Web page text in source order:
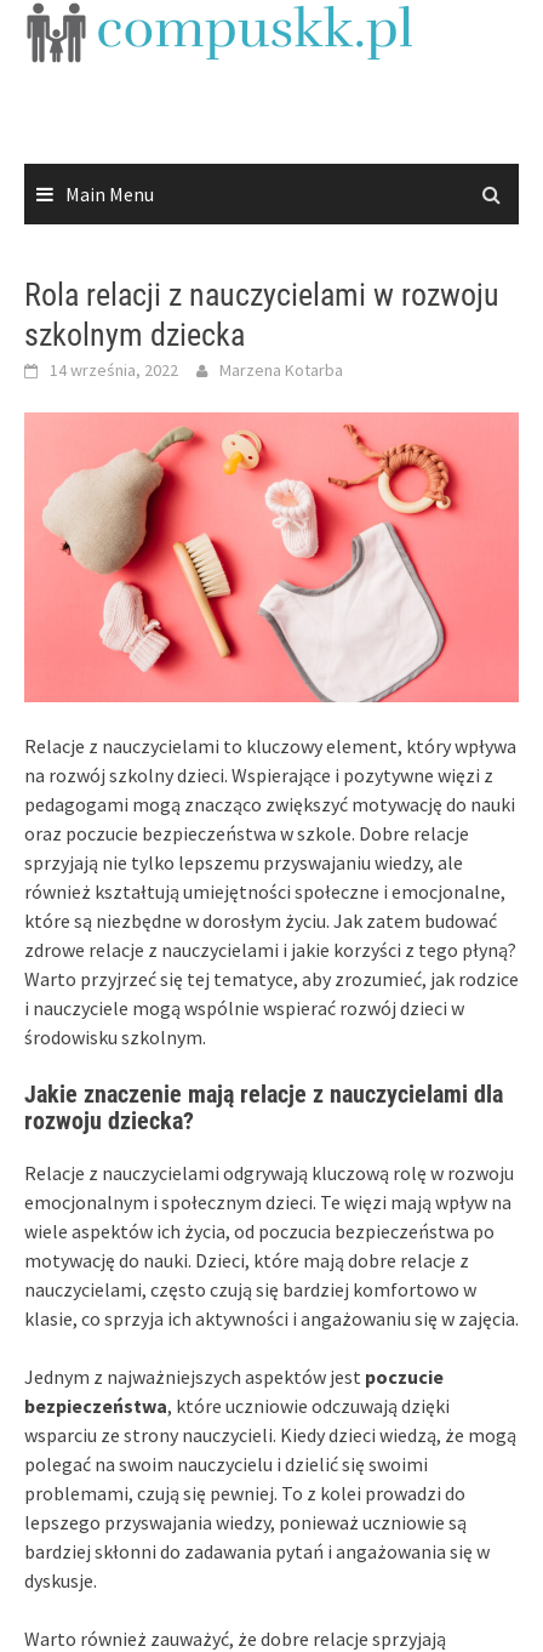
Skip
Main Menu
Rola relacji z nauczycielami w rozwoju
szkolnym dziecka
14 września, 2022 Marzena Kotarba
Relacje z nauczycielami to kluczowy element, który wpływa
na rozwój szkolny dzieci. Wspierające i pozytywne więzi z
pedagogami mogą znacząco zwiększyć motywację do nauki
oraz poczucie bezpieczeństwa w szkole. Dobre relacje
sprzyjają nie tylko lepszemu przyswajaniu wiedzy, ale
również kształtują umiejętności społeczne i emocjonalne,
które są niezbędne w dorosłym życiu. Jak zatem budować
zdrowe relacje z nauczycielami i jakie korzyści z tego płyną?
Warto przyjrzeć się tej tematyce, aby zrozumieć, jak rodzice
i nauczyciele mogą wspólnie wspierać rozwój dzieci w
środowisku szkolnym.
Jakie znaczenie mają relacje z nauczycielami dla
rozwoju dziecka?
Relacje z nauczycielami odgrywają kluczową rolę w rozwoju
emocjonalnym i społecznym dzieci. Te więzi mają wpływ na
wiele aspektów ich życia, od poczucia bezpieczeństwa po
motywację do nauki. Dzieci, które mają dobre relacje z
nauczycielami, często czują się bardziej komfortowo w
klasie, co sprzyja ich aktywności i angażowaniu się w zajęcia.
Jednym z najważniejszych aspektów jest poczucie
bezpieczeństwa, które uczniowie odczuwają dzięki
wsparciu ze strony nauczycieli. Kiedy dzieci wiedzą, że mogą
polegać na swoim nauczycielu i dzielić się swoimi
problemami, czują się pewniej. To z kolei prowadzi do
lepszego przyswajania wiedzy, ponieważ uczniowie są
bardziej skłonni do zadawania pytań i angażowania się w
dyskusje.
Warto również zauważyć, że dobre relacje sprzyjają